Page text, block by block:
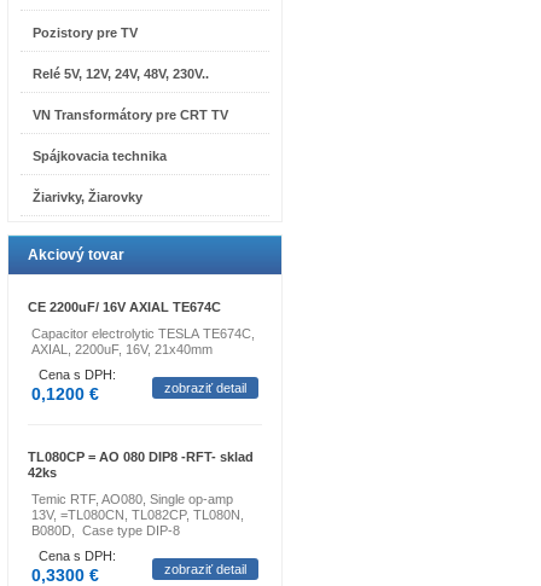
Pozistory pre TV
Relé 5V, 12V, 24V, 48V, 230V..
VN Transformátory pre CRT TV
Spájkovacia technika
Žiarivky, Žiarovky
Akciový tovar
CE 2200uF/ 16V AXIAL TE674C
Capacitor electrolytic TESLA TE674C,
AXIAL, 2200uF, 16V, 21x40mm
Cena s DPH:
0,1200 € zobraziť detail
TL080CP = AO 080 DIP8 -RFT- sklad
42ks
Temic RTF, AO080, Single op-amp
13V, =TL080CN, TL082CP, TL080N,
B080D, Case type DIP-8
Cena s DPH:
0,3300 € zobraziť detail